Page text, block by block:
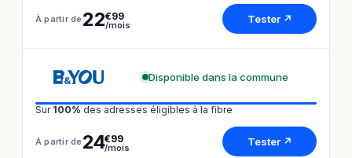
À partir de 22€99
/mois Tester ↗
Disponible dans la commune
Sur 100% des adresses éligibles à la fibre
À partir de 24€99
/mois Tester ↗